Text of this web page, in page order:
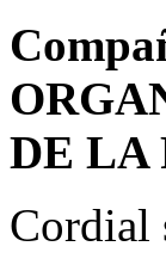
DE LA
Cordial